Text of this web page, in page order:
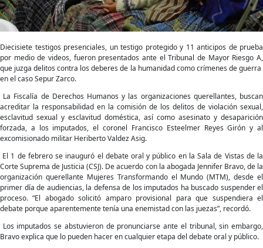
Diecisiete testigos presenciales, un testigo protegido y 11 anticipos de prueba
por medio de videos, fueron presentados ante el Tribunal de Mayor Riesgo A,
que juzga delitos contra los deberes de la humanidad como crímenes de guerra
en el caso Sepur Zarco.
La Fiscalía de Derechos Humanos y las organizaciones querellantes, buscan
acreditar la responsabilidad en la comisión de los delitos de violación sexual,
esclavitud sexual y esclavitud doméstica, así como asesinato y desaparición
forzada, a los imputados, el coronel Francisco Esteelmer Reyes Girón y al
excomisionado militar Heriberto Valdez Asig.
El 1 de febrero se inauguró el debate oral y público en la Sala de Vistas de la
Corte Suprema de Justicia (CSJ). De acuerdo con la abogada Jennifer Bravo, de la
organización querellante Mujeres Transformando el Mundo (MTM), desde el
primer día de audiencias, la defensa de los imputados ha buscado suspender el
proceso. “El abogado solicitó amparo provisional para que suspendiera el
debate porque aparentemente tenía una enemistad con las juezas”, recordó.
Los imputados se abstuvieron de pronunciarse ante el tribunal, sin embargo,
Bravo explica que lo pueden hacer en cualquier etapa del debate oral y público.